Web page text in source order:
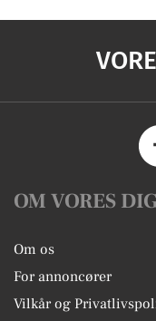
OM VORES
Om os
For annoncører
Vilkår og